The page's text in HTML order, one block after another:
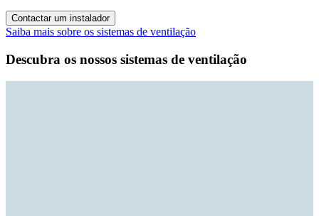
Contactar um instalador
Saiba mais sobre os sistemas de ventilação
Descubra os nossos sistemas de ventilação